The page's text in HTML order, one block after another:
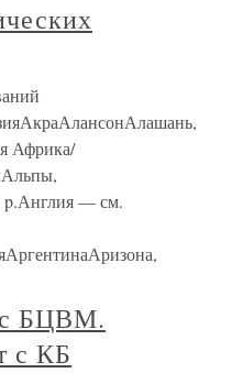
Африка/
p.Англия — см.
с БЦВМ.
с КБ